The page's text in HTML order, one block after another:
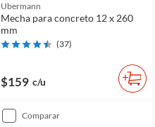
Ubermann
Mecha para concreto 12 x 260
mm
(37)
$159 c/u
comparar